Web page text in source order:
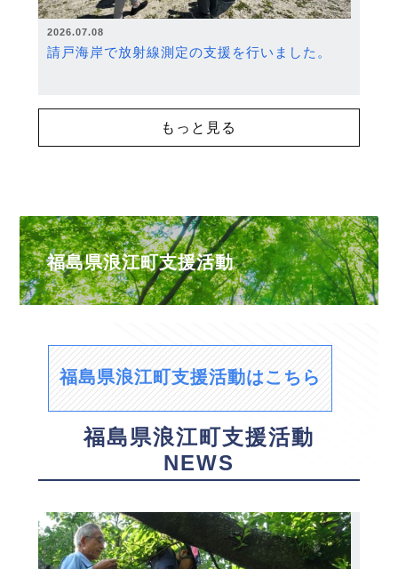
2026.07.08
請戸海岸で放射線測定の支援を行いました。
もっと見る
福島県浪江町支援活動
福島県浪江町支援活動はこちら
福島県浪江町支援活動
NEWS